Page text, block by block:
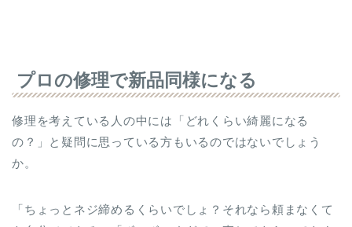
プロの修理で新品同様になる
修理を考えている人の中には「どれくらい綺麗になる
の？」と疑問に思っている方もいるのではないでしょう
か。
「ちょっとネジ締めるくらいでしょ？それなら頼まなくて